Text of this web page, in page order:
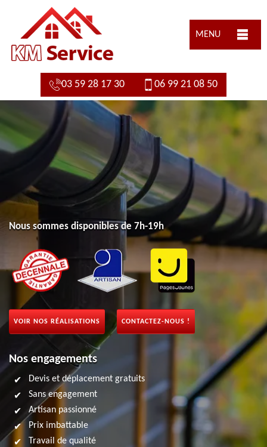
MENU
03 59 28 17 30 06 99 21 08 50
Nous sommes disponibles de 7h-19h
VOIR NOS RÉALISATIONS CONTACTEZ-NOUS !
Nos engagements
Devis et déplacement gratuits
Sans engagement
Artisan passionné
Prix imbattable
Travail de qualité